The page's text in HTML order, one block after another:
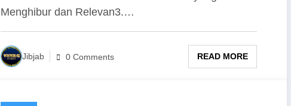
Menghibur dan Relevan3.…
Jibjab 0 Comments READ MORE